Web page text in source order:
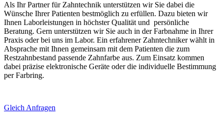
Als Ihr Partner für Zahntechnik unterstützen wir Sie dabei die
Wünsche Ihrer Patienten bestmöglich zu erfüllen. Dazu bieten wir
Ihnen Laborleistungen in höchster Qualität und persönliche
Beratung. Gern unterstützen wir Sie auch in der Farbnahme in Ihrer
Praxis oder bei uns im Labor. Ein erfahrener Zahntechniker wählt in
Absprache mit Ihnen gemeinsam mit dem Patienten die zum
Restzahnbestand passende Zahnfarbe aus. Zum Einsatz kommen
dabei präzise elektronische Geräte oder die individuelle Bestimmung
per Farbring.
Gleich Anfragen